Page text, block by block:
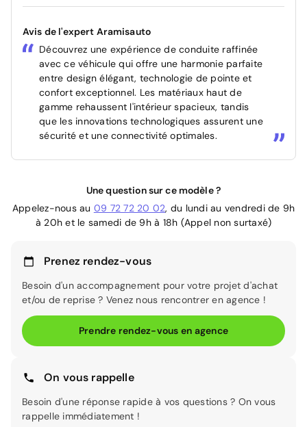
Avis de l'expert Aramisauto
Découvrez une expérience de conduite raffinée
avec ce véhicule qui offre une harmonie parfaite
entre design élégant, technologie de pointe et
confort exceptionnel. Les matériaux haut de
gamme rehaussent l'intérieur spacieux, tandis
que les innovations technologiques assurent une
sécurité et une connectivité optimales.
Une question sur ce modèle ?
Appelez-nous au 09 72 72 20 02, du lundi au vendredi de 9h
à 20h et le samedi de 9h à 18h (Appel non surtaxé)
Prenez rendez-vous
Besoin d'un accompagnement pour votre projet d'achat
et/ou de reprise ? Venez nous rencontrer en agence !
Prendre rendez-vous en agence
On vous rappelle
Besoin d'une réponse rapide à vos questions ? On vous
rappelle immédiatement !